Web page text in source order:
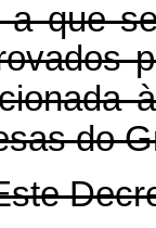
a que
do